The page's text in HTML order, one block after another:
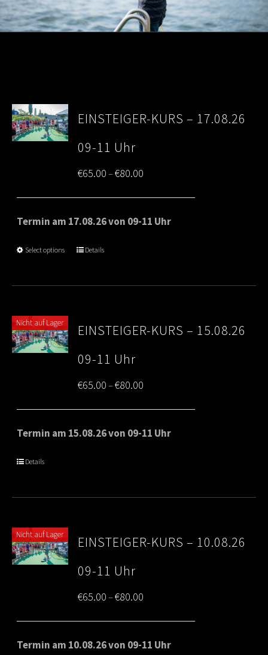
EINSTEIGER-KURS – 17.08.26
09-11 Uhr
€65.00–€80.00
range:
€65.00
Termin am 17.08.26 von 09-11 Uhr
Select options Details
Nicht auf Lager
EINSTEIGER-KURS – 15.08.26
09-11 Uhr
€65.00–€80.00
range:
€65.00
Termin am 15.08.26 von 09-11 Uhr
Details
Nicht auf Lager
EINSTEIGER-KURS – 10.08.26
09-11 Uhr
€65.00–€80.00
range:
€65.00
Termin am 10.08.26 von 09-11 Uhr